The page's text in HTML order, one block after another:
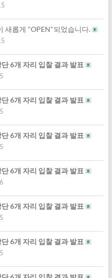
새롭게 "OPEN"되었습니다.
6개 자리 입찰 결과 발표
6개 자리 입찰 결과 발표
6개 자리 입찰 결과 발표
6개 자리 입찰 결과 발표
6개 자리 입찰 결과 발표
6개 자리 입찰 결과 발표